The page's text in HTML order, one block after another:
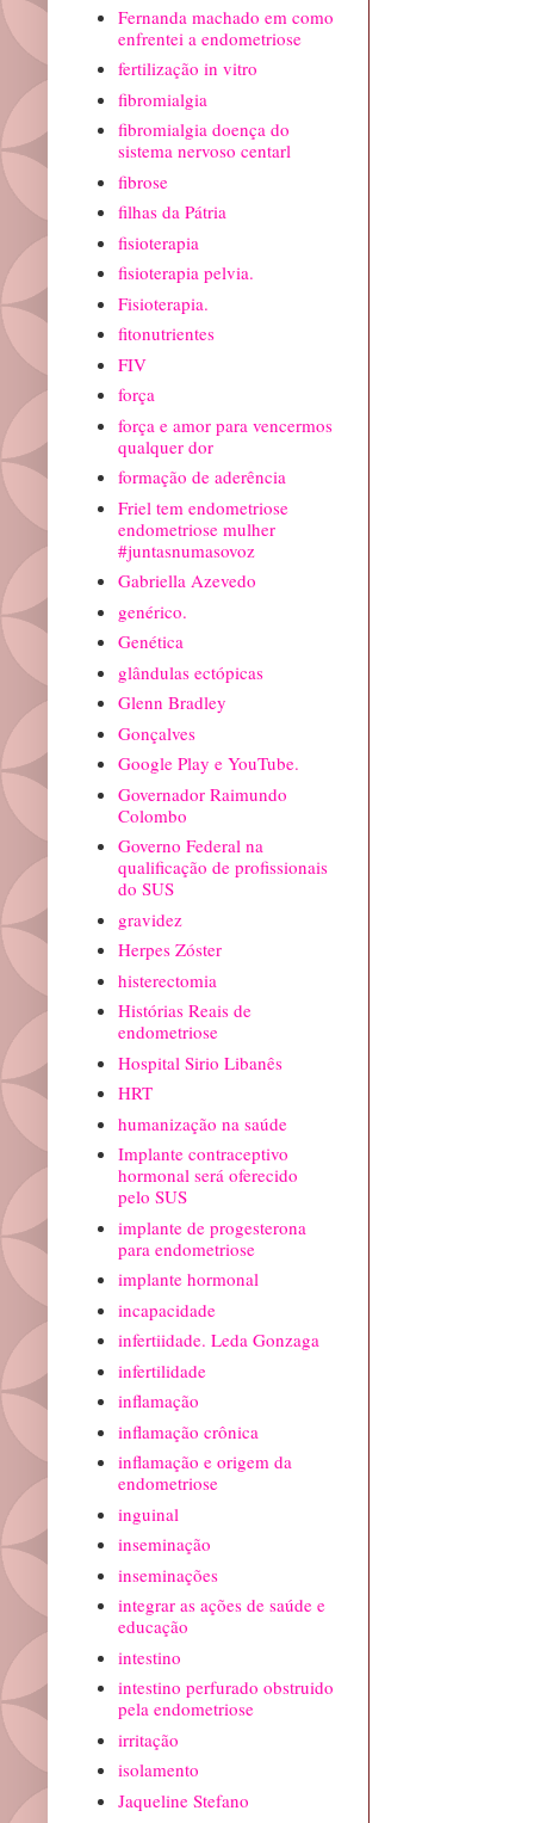
Fernanda machado em como
enfrentei a endometriose
fertilização in vitro
fibromialgia
fibromialgia doença do
sistema nervoso centarl
fibrose
filhas da Pátria
fisioterapia
fisioterapia pelvia.
Fisioterapia.
fitonutrientes
FIV
força
força e amor para vencermos
qualquer dor
formação de aderência
Friel tem endometriose
endometriose mulher
#juntasnumasovoz
Gabriella Azevedo
genérico.
Genética
glândulas ectópicas
Glenn Bradley
Gonçalves
Google Play e YouTube.
Governador Raimundo
Colombo
Governo Federal na
qualificação de profissionais
do SUS
gravidez
Herpes Zóster
histerectomia
Histórias Reais de
endometriose
Hospital Sirio Libanês
HRT
humanização na saúde
Implante contraceptivo
hormonal será oferecido
pelo SUS
implante de progesterona
para endometriose
implante hormonal
incapacidade
infertiidade. Leda Gonzaga
infertilidade
inflamação
inflamação crônica
inflamação e origem da
endometriose
inguinal
inseminação
inseminações
integrar as ações de saúde e
educação
intestino
intestino perfurado obstruido
pela endometriose
irritação
isolamento
Jaqueline Stefano